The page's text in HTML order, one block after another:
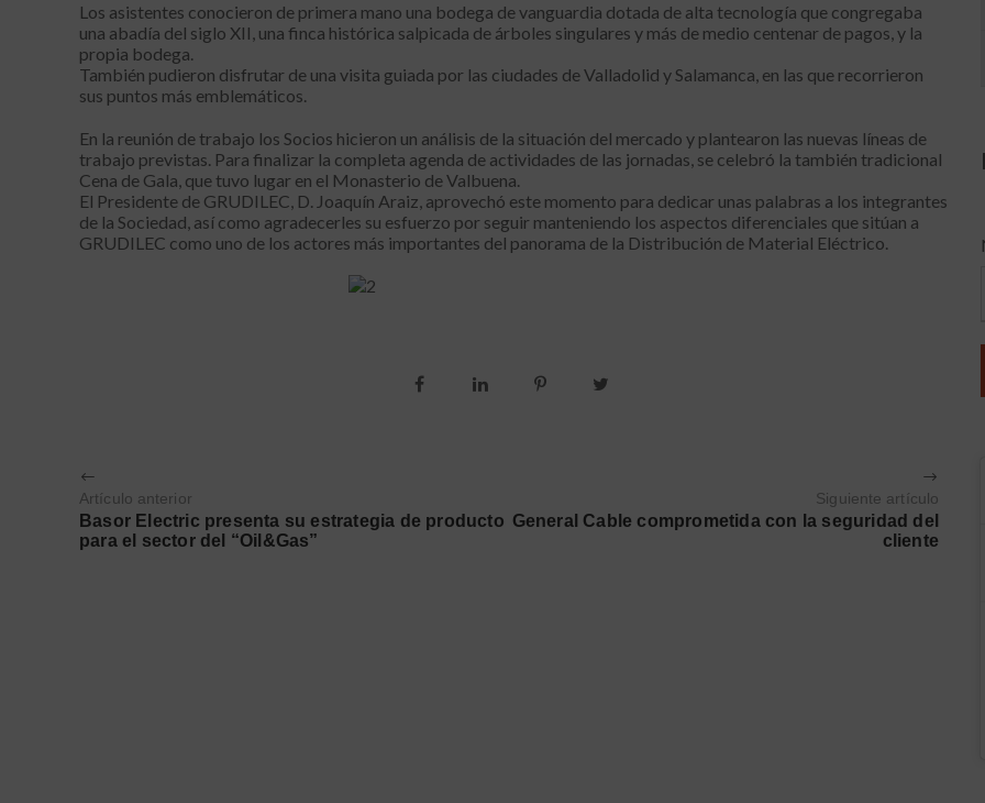
Los asistentes conocieron de primera mano una bodega de vanguardia dotada de alta tecnología que congregaba
una abadía del siglo XII, una finca histórica salpicada de árboles singulares y más de medio centenar de pagos, y la
propia bodega.
También pudieron disfrutar de una visita guiada por las ciudades de Valladolid y Salamanca, en las que recorrieron
sus puntos más emblemáticos.
En la reunión de trabajo los Socios hicieron un análisis de la situación del mercado y plantearon las nuevas líneas de
trabajo previstas. Para finalizar la completa agenda de actividades de las jornadas, se celebró la también tradicional
Cena de Gala, que tuvo lugar en el Monasterio de Valbuena.
El Presidente de GRUDILEC, D. Joaquín Araiz, aprovechó este momento para dedicar unas palabras a los integrantes
de la Sociedad, así como agradecerles su esfuerzo por seguir manteniendo los aspectos diferenciales que sitúan a
GRUDILEC como uno de los actores más importantes del panorama de la Distribución de Material Eléctrico.
Artículo anterior
Basor Electric presenta su estrategia de producto
para el sector del “Oil&Gas”
Siguiente artículo
General Cable comprometida con la seguridad del
cliente